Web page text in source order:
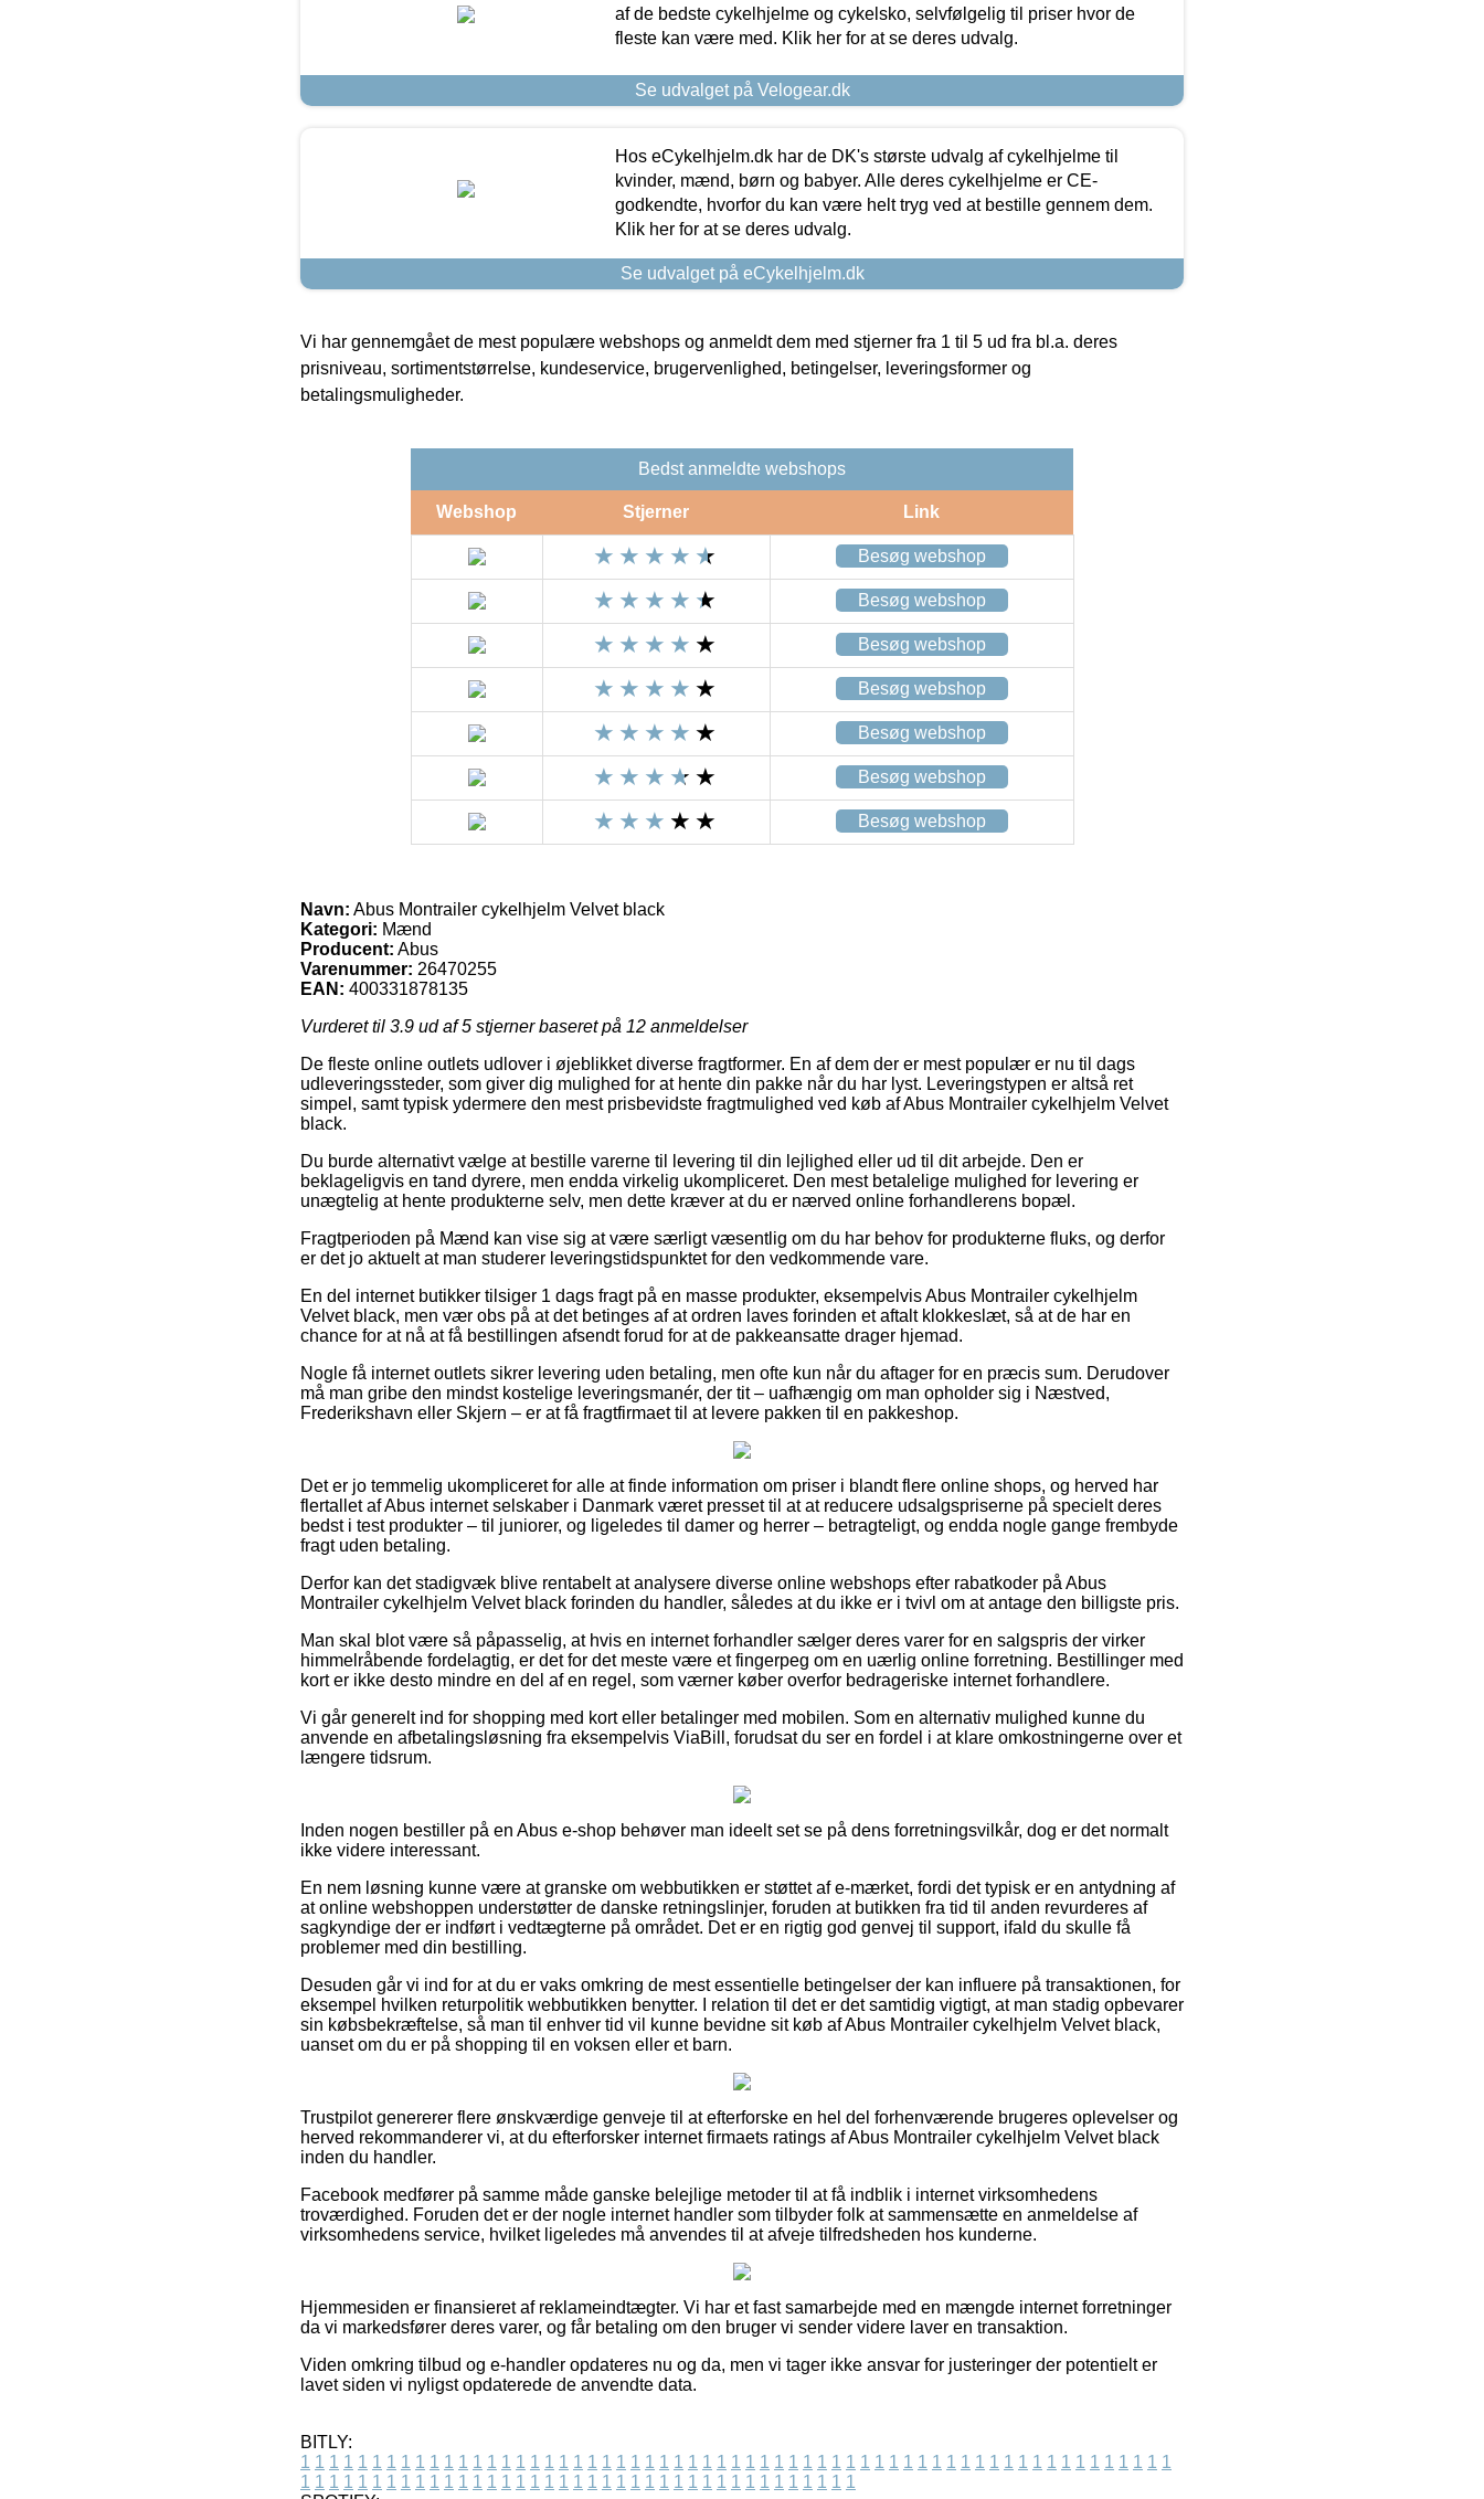
af de bedste cykelhjelme og cykelsko, selvfølgelig til priser hvor de
fleste kan være med. Klik her for at se deres udvalg.
Se udvalget på Velogear.dk
Hos eCykelhjelm.dk har de DK's største udvalg af cykelhjelme til
kvinder, mænd, børn og babyer. Alle deres cykelhjelme er CE-
godkendte, hvorfor du kan være helt tryg ved at bestille gennem dem.
Klik her for at se deres udvalg.
Se udvalget på eCykelhjelm.dk
Vi har gennemgået de mest populære webshops og anmeldt dem med stjerner fra 1 til 5 ud fra bl.a. deres
prisniveau, sortimentstørrelse, kundeservice, brugervenlighed, betingelser, leveringsformer og
betalingsmuligheder.
Bedst anmeldte webshops
Webshop Stjerner Link
Besøg webshop
Besøg webshop
Besøg webshop
Besøg webshop
Besøg webshop
Besøg webshop
Besøg webshop
Navn: Abus Montrailer cykelhjelm Velvet black
Kategori: Mænd
Producent: Abus
Varenummer: 26470255
EAN: 400331878135
Vurderet til 3.9 ud af 5 stjerner baseret på 12 anmeldelser
De fleste online outlets udlover i øjeblikket diverse fragtformer. En af dem der er mest populær er nu til dags
udleveringssteder, som giver dig mulighed for at hente din pakke når du har lyst. Leveringstypen er altså ret
simpel, samt typisk ydermere den mest prisbevidste fragtmulighed ved køb af Abus Montrailer cykelhjelm Velvet
black.
Du burde alternativt vælge at bestille varerne til levering til din lejlighed eller ud til dit arbejde. Den er
beklageligvis en tand dyrere, men endda virkelig ukompliceret. Den mest betalelige mulighed for levering er
unægtelig at hente produkterne selv, men dette kræver at du er nærved online forhandlerens bopæl.
Fragtperioden på Mænd kan vise sig at være særligt væsentlig om du har behov for produkterne fluks, og derfor
er det jo aktuelt at man studerer leveringstidspunktet for den vedkommende vare.
En del internet butikker tilsiger 1 dags fragt på en masse produkter, eksempelvis Abus Montrailer cykelhjelm
Velvet black, men vær obs på at det betinges af at ordren laves forinden et aftalt klokkeslæt, så at de har en
chance for at nå at få bestillingen afsendt forud for at de pakkeansatte drager hjemad.
Nogle få internet outlets sikrer levering uden betaling, men ofte kun når du aftager for en præcis sum. Derudover
må man gribe den mindst kostelige leveringsmanér, der tit – uafhængig om man opholder sig i Næstved,
Frederikshavn eller Skjern – er at få fragtfirmaet til at levere pakken til en pakkeshop.
Det er jo temmelig ukompliceret for alle at finde information om priser i blandt flere online shops, og herved har
flertallet af Abus internet selskaber i Danmark været presset til at at reducere udsalgspriserne på specielt deres
bedst i test produkter – til juniorer, og ligeledes til damer og herrer – betragteligt, og endda nogle gange frembyde
fragt uden betaling.
Derfor kan det stadigvæk blive rentabelt at analysere diverse online webshops efter rabatkoder på Abus
Montrailer cykelhjelm Velvet black forinden du handler, således at du ikke er i tvivl om at antage den billigste pris.
Man skal blot være så påpasselig, at hvis en internet forhandler sælger deres varer for en salgspris der virker
himmelråbende fordelagtig, er det for det meste være et fingerpeg om en uærlig online forretning. Bestillinger med
kort er ikke desto mindre en del af en regel, som værner køber overfor bedrageriske internet forhandlere.
Vi går generelt ind for shopping med kort eller betalinger med mobilen. Som en alternativ mulighed kunne du
anvende en afbetalingsløsning fra eksempelvis ViaBill, forudsat du ser en fordel i at klare omkostningerne over et
længere tidsrum.
Inden nogen bestiller på en Abus e-shop behøver man ideelt set se på dens forretningsvilkår, dog er det normalt
ikke videre interessant.
En nem løsning kunne være at granske om webbutikken er støttet af e-mærket, fordi det typisk er en antydning af
at online webshoppen understøtter de danske retningslinjer, foruden at butikken fra tid til anden revurderes af
sagkyndige der er indført i vedtægterne på området. Det er en rigtig god genvej til support, ifald du skulle få
problemer med din bestilling.
Desuden går vi ind for at du er vaks omkring de mest essentielle betingelser der kan influere på transaktionen, for
eksempel hvilken returpolitik webbutikken benytter. I relation til det er det samtidig vigtigt, at man stadig opbevarer
sin købsbekræftelse, så man til enhver tid vil kunne bevidne sit køb af Abus Montrailer cykelhjelm Velvet black,
uanset om du er på shopping til en voksen eller et barn.
Trustpilot genererer flere ønskværdige genveje til at efterforske en hel del forhenværende brugeres oplevelser og
herved rekommanderer vi, at du efterforsker internet firmaets ratings af Abus Montrailer cykelhjelm Velvet black
inden du handler.
Facebook medfører på samme måde ganske belejlige metoder til at få indblik i internet virksomhedens
troværdighed. Foruden det er der nogle internet handler som tilbyder folk at sammensætte en anmeldelse af
virksomhedens service, hvilket ligeledes må anvendes til at afveje tilfredsheden hos kunderne.
Hjemmesiden er finansieret af reklameindtægter. Vi har et fast samarbejde med en mængde internet forretninger
da vi markedsfører deres varer, og får betaling om den bruger vi sender videre laver en transaktion.
Viden omkring tilbud og e-handler opdateres nu og da, men vi tager ikke ansvar for justeringer der potentielt er
lavet siden vi nyligst opdaterede de anvendte data.
BITLY:
1 1 1 1 1 1 1 1 1 1 1 1 1 1 1 1 1 1 1 1 1 1 1 1 1 1 1 1 1 1 1 1 1 1 1 1 1 1 1 1 1 1 1 1 1 1 1 1 1 1 1 1 1 1 1 1 1 1 1 1 1
1 1 1 1 1 1 1 1 1 1 1 1 1 1 1 1 1 1 1 1 1 1 1 1 1 1 1 1 1 1 1 1 1 1 1 1 1 1 1